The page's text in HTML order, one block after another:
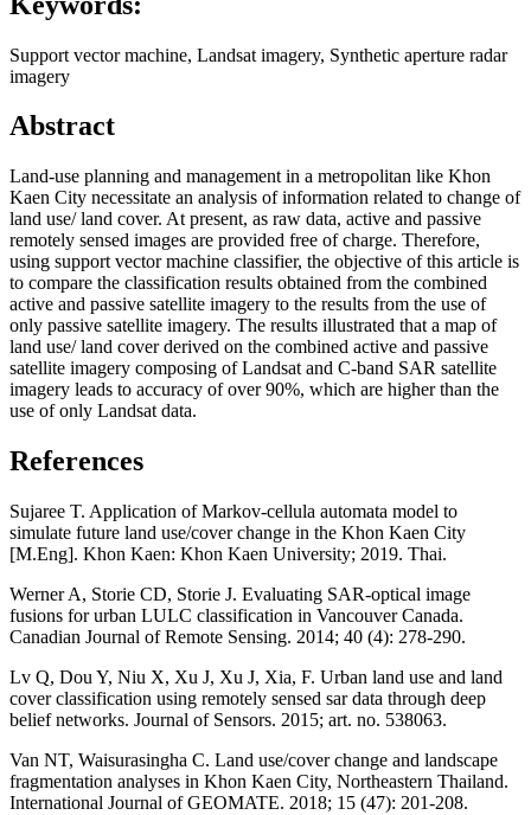
Support vector machine, Landsat imagery, Synthetic aperture radar
imagery
Abstract
Land-use planning and management in a metropolitan like Khon
Kaen City necessitate an analysis of information related to change of
land use/ land cover. At present, as raw data, active and passive
remotely sensed images are provided free of charge. Therefore,
using support vector machine classifier, the objective of this article is
to compare the classification results obtained from the combined
active and passive satellite imagery to the results from the use of
only passive satellite imagery. The results illustrated that a map of
land use/ land cover derived on the combined active and passive
satellite imagery composing of Landsat and C-band SAR satellite
imagery leads to accuracy of over 90%, which are higher than the
use of only Landsat data.
References
Sujaree T. Application of Markov-cellula automata model to
simulate future land use/cover change in the Khon Kaen City
[M.Eng]. Khon Kaen: Khon Kaen University; 2019. Thai.
Werner A, Storie CD, Storie J. Evaluating SAR-optical image
fusions for urban LULC classification in Vancouver Canada.
Canadian Journal of Remote Sensing. 2014; 40 (4): 278-290.
Lv Q, Dou Y, Niu X, Xu J, Xu J, Xia, F. Urban land use and land
cover classification using remotely sensed sar data through deep
belief networks. Journal of Sensors. 2015; art. no. 538063.
Van NT, Waisurasingha C. Land use/cover change and landscape
fragmentation analyses in Khon Kaen City, Northeastern Thailand.
International Journal of GEOMATE. 2018; 15 (47): 201-208.